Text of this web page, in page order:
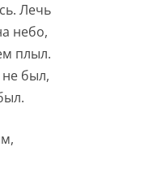
Лечь
небо,
плыл.
был,